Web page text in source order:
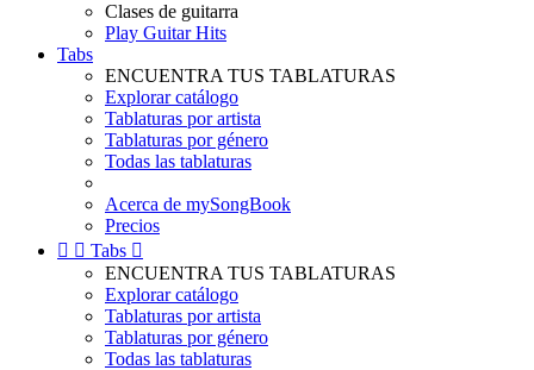
Clases de guitarra
Play Guitar Hits
Tabs
ENCUENTRA TUS TABLATURAS
Explorar catálogo
Tablaturas por artista
Tablaturas por género
Todas las tablaturas
Acerca de mySongBook
Precios
  Tabs 
ENCUENTRA TUS TABLATURAS
Explorar catálogo
Tablaturas por artista
Tablaturas por género
Todas las tablaturas